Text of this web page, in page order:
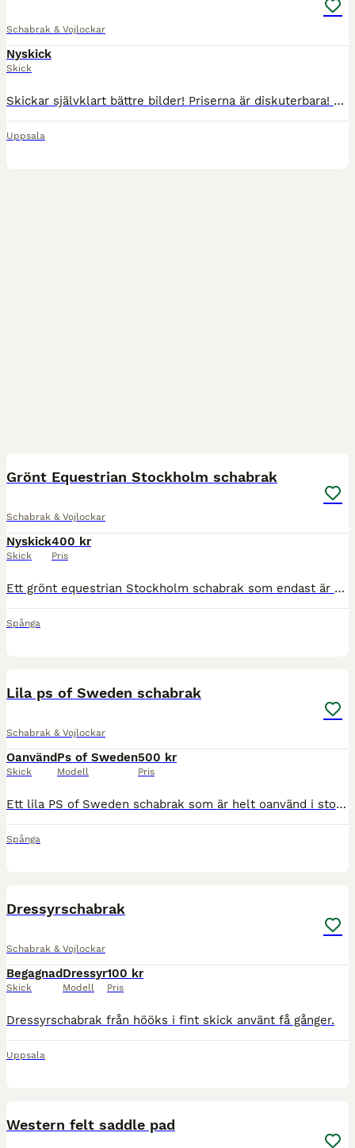
Schabrak & Vojlockar
Nyskick
Skick
Skickar självklart bättre bilder! Priserna är diskuterbara! Tvättas innan de skickas! Kolla gärna min profil för kommer sälja av det mesta🙏 Equiline svart vitt: fint skick, 800kr Equiline blå rosa:
Uppsala
Grönt Equestrian Stockholm schabrak
Schabrak & Vojlockar
Nyskick
Skick
400 kr
Pris
Ett grönt equestrian Stockholm schabrak som endast är använt två gånger. Det finns inga defekter.
Spånga
Lila ps of Sweden schabrak
Schabrak & Vojlockar
Oanvänd
Skick
Ps of Sweden
Modell
500 kr
Pris
Ett lila PS of Sweden schabrak som är helt oanvänd i storlek full.
Spånga
Dressyrschabrak
Schabrak & Vojlockar
Begagnad
Skick
Dressyr
Modell
100 kr
Pris
Dressyrschabrak från hööks i fint skick använt få gånger.
Uppsala
Western felt saddle pad